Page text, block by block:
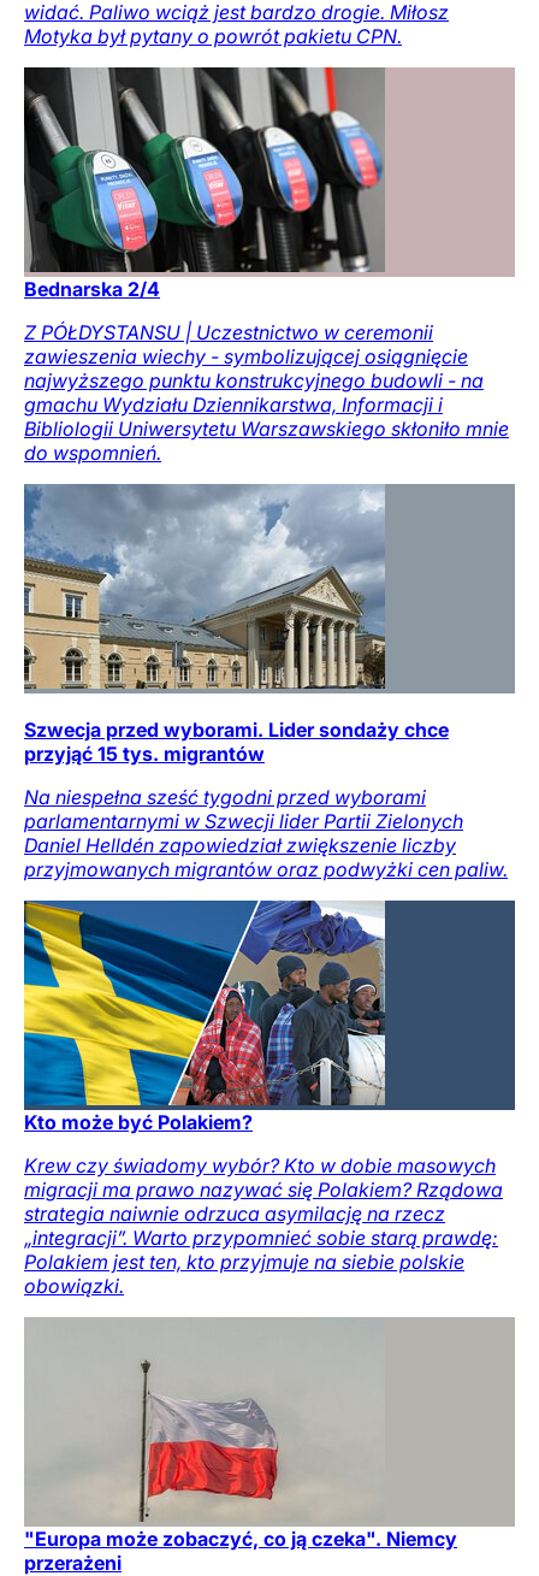
widać. Paliwo wciąż jest bardzo drogie. Miłosz
Motyka był pytany o powrót pakietu CPN.
Bednarska 2/4
Z PÓŁDYSTANSU | Uczestnictwo w ceremonii
zawieszenia wiechy - symbolizującej osiągnięcie
najwyższego punktu konstrukcyjnego budowli - na
gmachu Wydziału Dziennikarstwa, Informacji i
Bibliologii Uniwersytetu Warszawskiego skłoniło mnie
do wspomnień.
Szwecja przed wyborami. Lider sondaży chce
przyjąć 15 tys. migrantów
Na niespełna sześć tygodni przed wyborami
parlamentarnymi w Szwecji lider Partii Zielonych
Daniel Helldén zapowiedział zwiększenie liczby
przyjmowanych migrantów oraz podwyżki cen paliw.
Kto może być Polakiem?
Krew czy świadomy wybór? Kto w dobie masowych
migracji ma prawo nazywać się Polakiem? Rządowa
strategia naiwnie odrzuca asymilację na rzecz
„integracji”. Warto przypomnieć sobie starą prawdę:
Polakiem jest ten, kto przyjmuje na siebie polskie
obowiązki.
"Europa może zobaczyć, co ją czeka". Niemcy
przerażeni